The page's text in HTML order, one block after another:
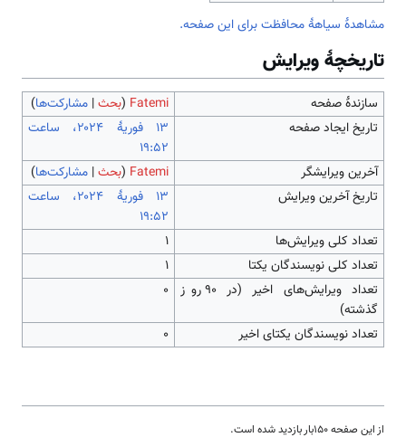
مشاهدۀ سیاهۀ محافظت برای این صفحه.
تاریخچۀ ویرایش
سازندۀ صفحه Fatemi
(بحث| مشارکت‌ها)
تاریخ ایجاد صفحه
‏۱۳ فوریهٔ ۲۰۲۴، ساعت
۱۹:۵۲
آخرین ویرایشگر
Fatemi
(بحث| مشارکت‌ها)
تاریخ آخرین ویرایش
‏۱۳ فوریهٔ ۲۰۲۴، ساعت
۱۹:۵۲
تعداد کلی ویرایش‌ها
۱
تعداد کلی نویسندگان یکتا
۱
تعداد ویرایش‌های اخیر (در ۹۰ روز
گذشته)
۰
تعداد نویسندگان یکتای اخیر ۰
از این صفحه ۱۵۰بار بازدید شده است.